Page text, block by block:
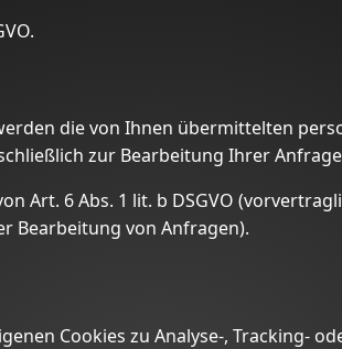
die von Ihnen übermittelten
zur Bearbeitung Ihrer
Art. 6 Abs. 1 lit. b DSGVO
Bearbeitung von Anfragen).
Cookies zu Analyse-, Tracking-